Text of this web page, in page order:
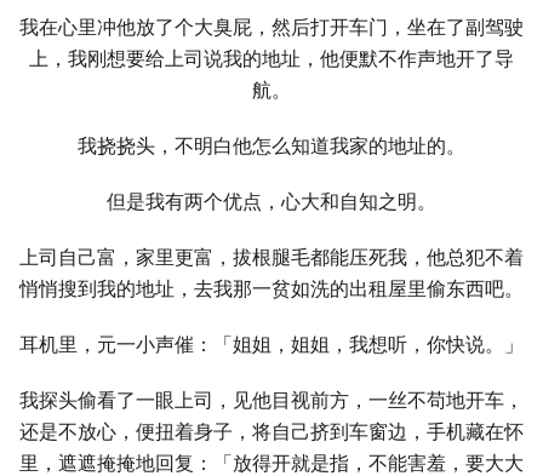
我在心里冲他放了个⼤臭屁，然后打开车门，坐在了副驾驶
上，我刚想要给上司说我的地址，他便默不作声地开了导
航。
我挠挠头，不明白他怎么知道我家的地址的。
但是我有两个优点，心⼤和自知之明。
上司自己富，家里更富，拔根腿毛都能压死我，他总犯不着
悄悄搜到我的地址，去我那⼀贫如洗的出租屋里偷东西吧。
耳机里，元⼀小声催：「姐姐，姐姐，我想听，你快说。」
我探头偷看了⼀眼上司，见他目视前方，⼀丝不苟地开车，
还是不放心，便扭着身子，将自己挤到车窗边，手机藏在怀
里，遮遮掩掩地回复：「放得开就是指，不能害羞，要⼤⼤